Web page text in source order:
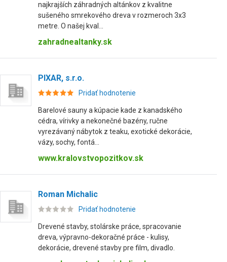
najkrajších záhradných altánkov z kvalitne
sušeného smrekového dreva v rozmeroch 3x3
metre. O našej kval...
zahradnealtanky.sk
PIXAR, s.r.o.
Pridať hodnotenie
Barelové sauny a kúpacie kade z kanadského
cédra, vírivky a nekonečné bazény, ručne
vyrezávaný nábytok z teaku, exotické dekorácie,
vázy, sochy, fontá...
www.kralovstvopozitkov.sk
Roman Michalic
Pridať hodnotenie
Drevené stavby, stolárske práce, spracovanie
dreva, výpravno-dekoračné práce - kulisy,
dekorácie, drevené stavby pre film, divadlo.